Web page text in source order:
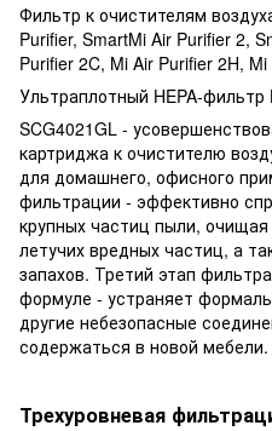
Фильтр к очистителям
Purifier, SmartMi Air Purifier 2,
Purifier 2C, Mi Air Purifier 2H,
Ультраплотный HEPA-
SCG4021GL -
картриджа к очистителю
для домашнего, офисного
фильтрации - эффективно
крупных частиц пыли, очищая
летучих вредных частиц, а
запахов. Третий этап
формуле - устраняет
другие небезопасные
содержаться в новой мебели.
Трехуровневая